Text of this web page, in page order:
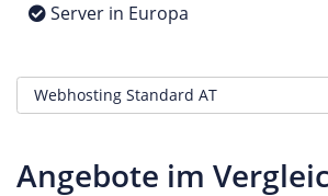
Server in Europa
Angebote im